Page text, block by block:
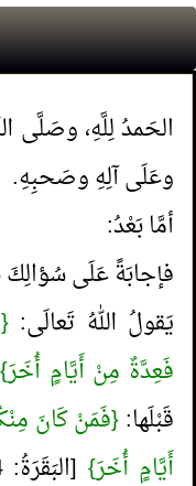
الحَمدُ لِلَّهِ، وصَلَّى
وعَلَى آلِهِ وصَحبِهِ.
أمَّا بَعْدُ:
فإجابَةً عَلَى سُؤالِكَ
يَقولُ اللهُ تَعالَى:
فَعِدَّةٌ مِنْ أَيَّامٍ أُخَرَ}
قَبْلَها:{فَمَنْ كَانَ
أَيَّامٍ أُخَرَ}